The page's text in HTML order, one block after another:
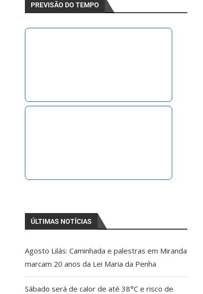
PREVISÃO DO TEMPO
ÚLTIMAS NOTÍCIAS
Agosto Lilás: Caminhada e palestras em Miranda
marcam 20 anos da Lei Maria da Penha
Sábado será de calor de até 38°C e risco de